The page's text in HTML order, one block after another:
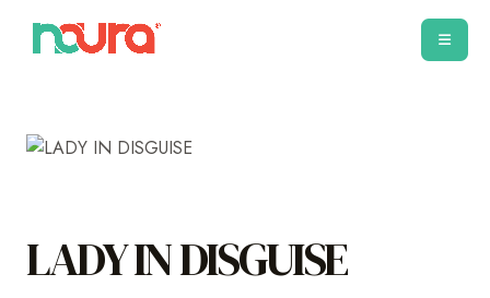
LADY IN DISGUISE